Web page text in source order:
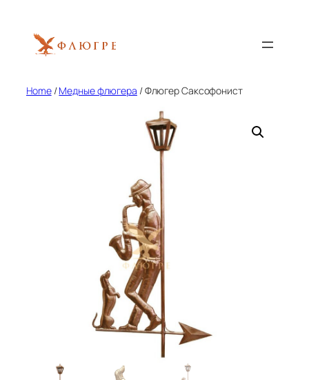
content
Home/Медные флюгера / Флюгер Саксофонист